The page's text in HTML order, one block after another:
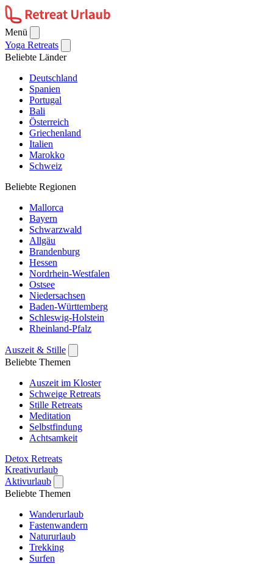
Menü
Yoga Retreats
Beliebte Länder
Deutschland
Spanien
Portugal
Bali
Österreich
Griechenland
Italien
Marokko
Schweiz
Beliebte Regionen
Mallorca
Bayern
Schwarzwald
Allgäu
Brandenburg
Hessen
Nordrhein-Westfalen
Ostsee
Niedersachsen
Baden-Württemberg
Schleswig-Holstein
Rheinland-Pfalz
Auszeit & Stille
Beliebte Themen
Auszeit im Kloster
Schweige Retreats
Stille Retreats
Meditation
Selbstfindung
Achtsamkeit
Detox Retreats
Kreativurlaub
Aktivurlaub
Beliebte Themen
Wanderurlaub
Fastenwandern
Natururlaub
Trekking
Surfen